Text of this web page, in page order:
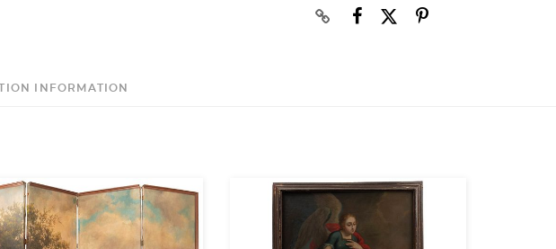
INFORMATION